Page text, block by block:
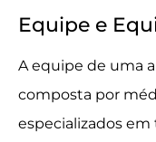
Equipe e
A equipe de uma
composta por
especializados